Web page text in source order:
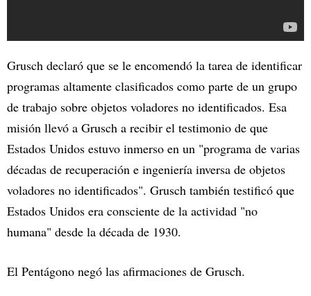
Grusch declaró que se le encomendó la tarea de identificar
programas altamente clasificados como parte de un grupo
de trabajo sobre objetos voladores no identificados. Esa
misión llevó a Grusch a recibir el testimonio de que
Estados Unidos estuvo inmerso en un "programa de varias
décadas de recuperación e ingeniería inversa de objetos
voladores no identificados". Grusch también testificó que
Estados Unidos era consciente de la actividad "no
humana" desde la década de 1930.
El Pentágono negó las afirmaciones de Grusch.